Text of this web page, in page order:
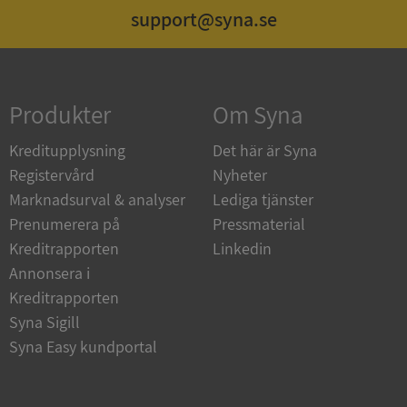
support@syna.se
Produkter
Kreditupplysning
Registervård
Marknadsurval & analyser
Prenumerera på
Kreditrapporten
Annonsera i
Kreditrapporten
Syna Sigill
Syna Easy kundportal
Om Syna
Det här är Syna
Nyheter
Lediga tjänster
Pressmaterial
Linkedin
Strikt nödvändiga kakor tillåter
kärnwebbplatsfunktioner som användarinloggning
och kontohantering. Webbplatsen kan inte
användas ordentligt utan strikt nödvändiga cookies.
Namn
Leverantör
Domän
Microsoft
Corporation